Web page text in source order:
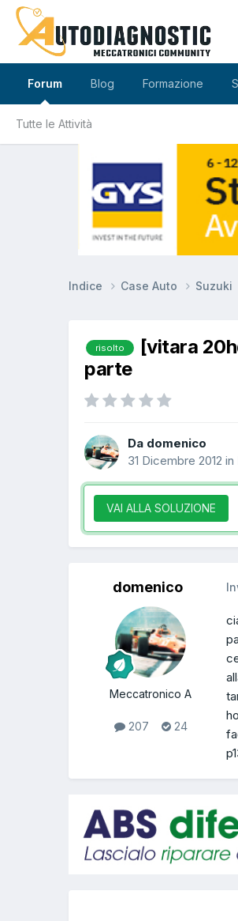
Forum
Tutte le Attività
Blog Formazione
Indice Case Auto Suzuki
risolto
[vitara
parte
Da domenico
31 Dicembre 2012 in
VAI ALLA SOLUZIONE
domenico
Meccatronico A
207 24